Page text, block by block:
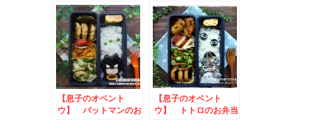
【息子のオベント
ウ】 バットマンのお
【息子のオベント
ウ】 トトロのお弁当